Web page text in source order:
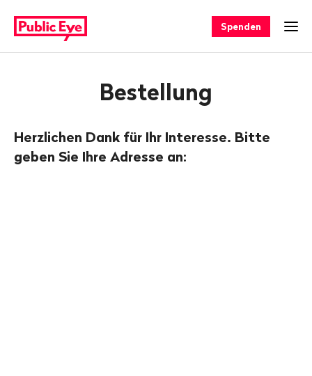
auf
publiceye.ch
Spenden
Bestellung
Herzlichen Dank für Ihr Interesse. Bitte
geben Sie Ihre Adresse an: